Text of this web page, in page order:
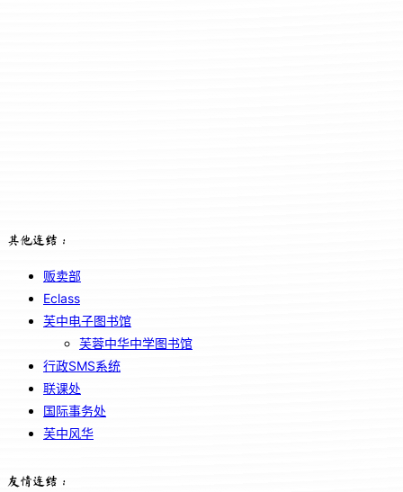
其他连结：
贩卖部
Eclass
芙中电子图书馆
芙蓉中华中学图书馆
行政SMS系统
联课处
国际事务处
芙中风华
友情连结：